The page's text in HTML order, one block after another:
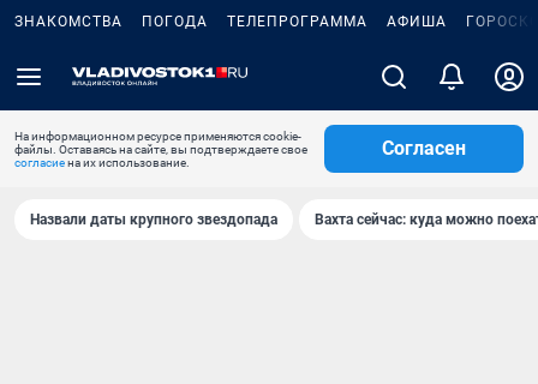
ЗНАКОМСТВА ПОГОДА ТЕЛЕПРОГРАММА АФИША
На информационном ресурсе применяются cookie-
файлы. Оставаясь на сайте, вы подтверждаете свое
согласиена их использование.
Согласен
Назвали даты крупного звездопада Вахта сейчас: куда можно